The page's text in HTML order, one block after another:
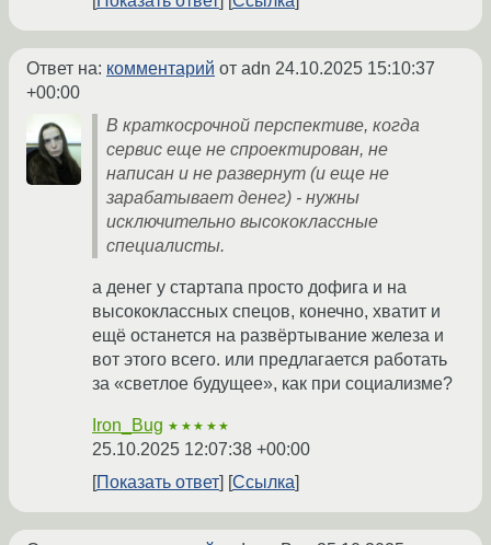
Ответ на: комментарий от adn 24.10.2025 15:10:37
+00:00
В краткосрочной перспективе, когда
сервис еще не спроектирован, не
написан и не развернут (и еще не
зарабатывает денег) - нужны
исключительно высококлассные
специалисты.
а денег у стартапа просто дофига и на
высококлассных спецов, конечно, хватит и
ещё останется на развёртывание железа и
вот этого всего. или предлагается работать
за «светлое будущее», как при социализме?
Iron_Bug ★★★★★
25.10.2025 12:07:38 +00:00
Показать ответ
Ссылка